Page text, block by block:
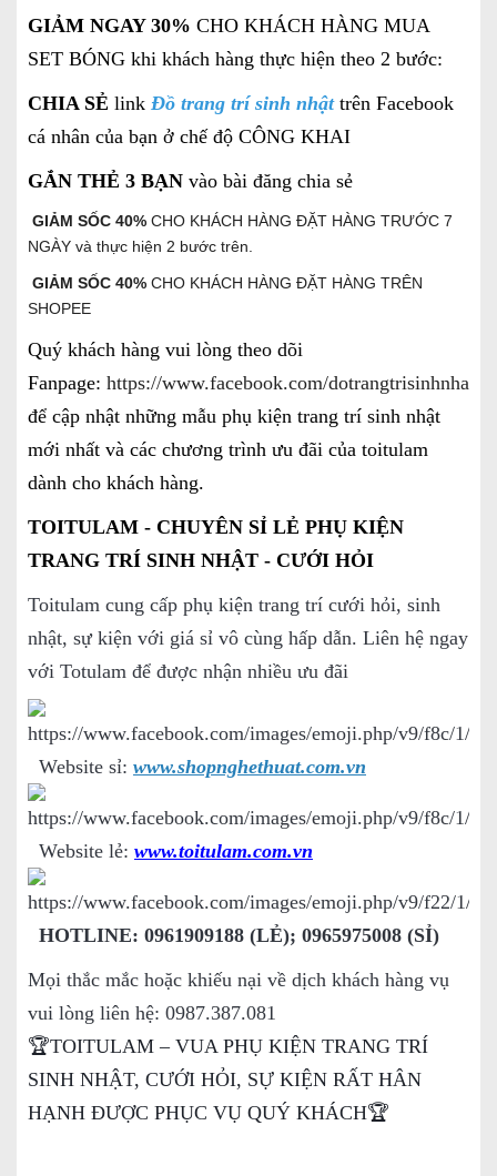
GIẢM NGAY 30% CHO KHÁCH HÀNG MUA
SET BÓNG khi khách hàng thực hiện theo 2 bước:
CHIA SẺ link Đồ trang trí sinh nhậttrên Facebook
cá nhân của bạn ở chế độ CÔNG KHAI
GẮN THẺ 3 BẠN vào bài đăng chia sẻ
GIẢM SỐC 40% CHO KHÁCH HÀNG ĐẶT HÀNG TRƯỚC 7
NGÀY và thực hiện 2 bước trên.
GIẢM SỐC 40% CHO KHÁCH HÀNG ĐẶT HÀNG TRÊN
SHOPEE
Quý khách hàng vui lòng theo dõi
Fanpage: https://www.facebook.com/
để cập nhật những mẫu phụ kiện trang trí sinh nhật
mới nhất và các chương trình ưu đãi của toitulam
dành cho khách hàng.
TOITULAM - CHUYÊN SỈ LẺ PHỤ KIỆN
TRANG TRÍ SINH NHẬT - CƯỚI HỎI
Toitulam cung cấp phụ kiện trang trí cưới hỏi, sinh
nhật, sự kiện với giá sỉ vô cùng hấp dẫn. Liên hệ ngay
với Totulam để được nhận nhiều ưu đãi
Website sỉ: www.shopnghethuat.com.vn
Website lẻ: www.toitulam.com.vn
HOTLINE: 0961909188 (LẺ); 0965975008 (SỈ)
Mọi thắc mắc hoặc khiếu nại về dịch khách hàng vụ
vui lòng liên hệ: 0987.387.081
🏆TOITULAM – VUA PHỤ KIỆN TRANG TRÍ
SINH NHẬT, CƯỚI HỎI, SỰ KIỆN RẤT HÂN
HẠNH ĐƯỢC PHỤC VỤ QUÝ KHÁCH🏆